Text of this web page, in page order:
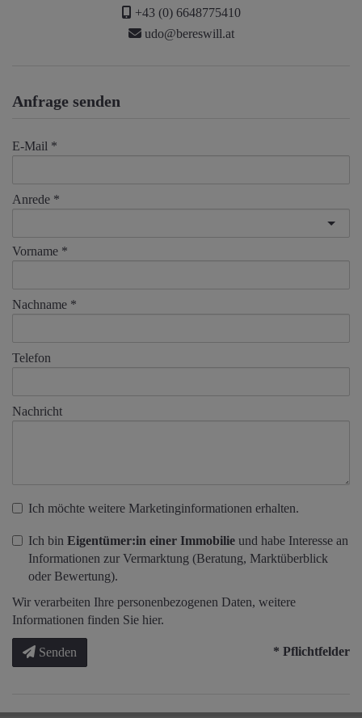
+43 (0) 6648775410
udo@bereswill.at
Anfrage senden
E-Mail
Anrede
Vorname
Nachname
Telefon
Nachricht
Ich möchte weitere Marketinginformationen erhalten.
Ich bin Eigentümer:in einer Immobilie und habe Interesse an
Informationen zur Vermarktung (Beratung, Marktüberblick
oder Bewertung).
Wir verarbeiten Ihre personenbezogenen Daten, weitere
Informationen finden Sie hier.
Senden * Pflichtfelder